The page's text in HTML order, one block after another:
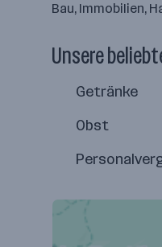
Bau, Immobilien,
Unsere
Getränke
Obst